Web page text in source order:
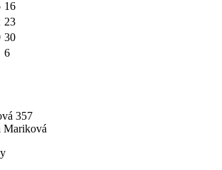
16
23
30
6
357
Mariková